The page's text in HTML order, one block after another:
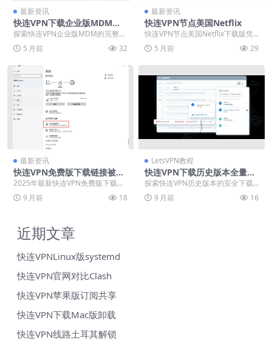
最新资讯
快连VPN下载企业版MDM移
动设备管理部署
探索快连VPN企业版MDM的完整部
署指南，助企业构建安全移动办公
环境。内容涵盖官...
5 月前 32
最新资讯
快连VPN节点美国Netflix
快连VPN节点美国Netflix下载版凭
智能分流+住宅IP，把 geo-bloc...
5 月前 29
最新资讯
快连VPN免费版下载链接被
墙？2025年镜像站与备用域名
2025年最新快连VPN免费版下载资
源全面解析，针对频繁被墙问题提
供实用解决方案...
9 月前 18
LetsVPN教程
快连VPN下载历史版本全量归
档
探索快连VPN历史版本的安全下载
与使用指南，帮助用户解决兼容性
问题或找回经典功能...
9 月前 16
近期文章
快连VPNLinux版systemd
快连VPN官网对比Clash
快连VPN苹果版订阅共享
快连VPN下载Mac版卸载
快连VPN线路土耳其解锁